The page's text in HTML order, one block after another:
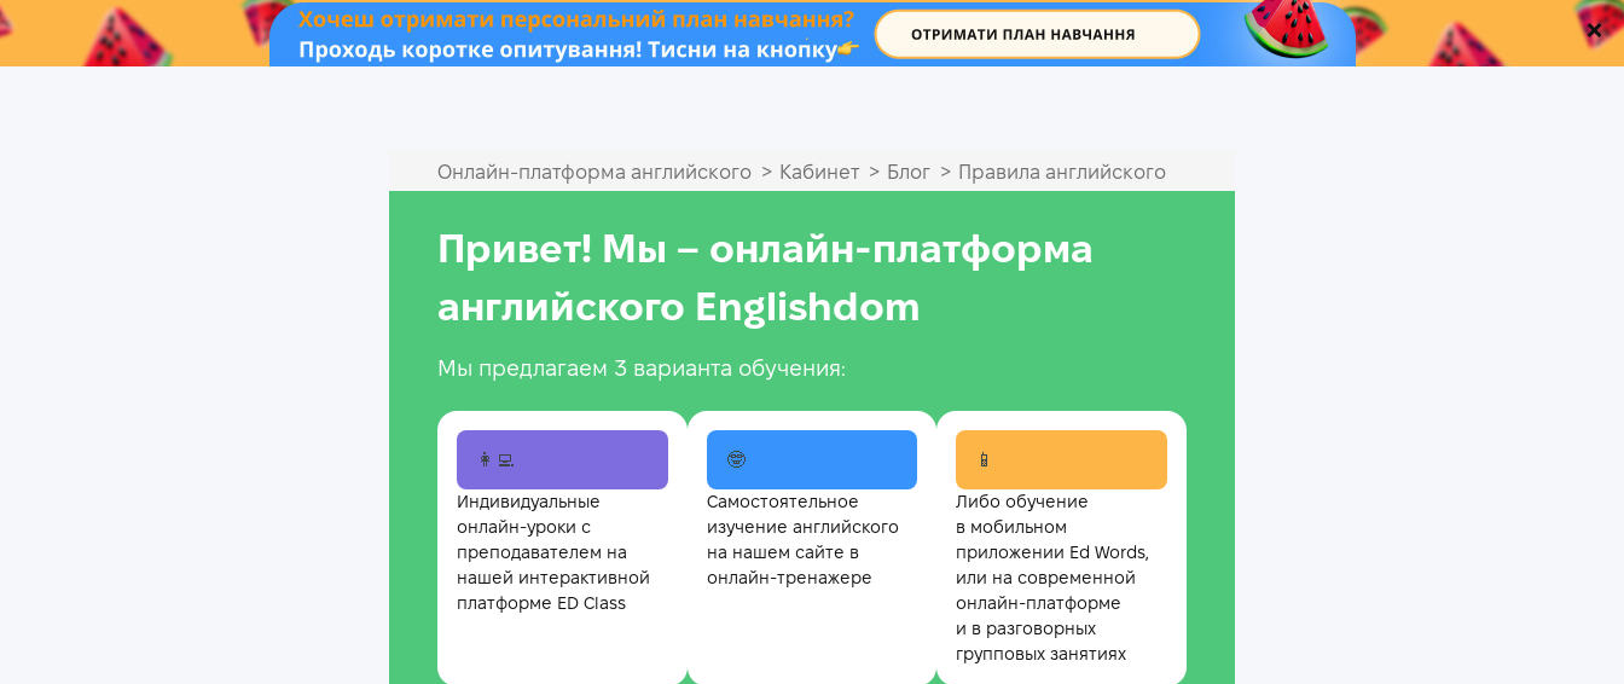
.
Онлайн‑платформа английского > Кабинет > Блог > Правила английского
Привет! Мы – онлайн‑платформа
английского Englishdom
Мы предлагаем 3 варианта обучения:
👩‍💻
Индивидуальные
онлайн-уроки с
преподавателем на
нашей интерактивной
платформе ED Class
🤓
Самостоятельное
изучение английского
на нашем сайте в
онлайн-тренажере
📱
Либо обучение
в мобильном
приложении Ed Words,
или на современной
онлайн-платформе
и в разговорных
групповых занятиях